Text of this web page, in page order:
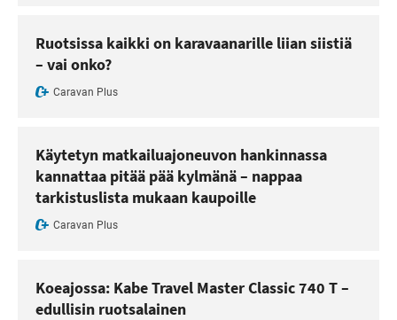
Ruotsissa kaikki on karavaanarille liian siistiä
– vai onko?
Caravan Plus
Käytetyn matkailuajoneuvon hankinnassa
kannattaa pitää pää kylmänä – nappaa
tarkistuslista mukaan kaupoille
Caravan Plus
Koeajossa: Kabe Travel Master Classic 740 T –
edullisin ruotsalainen